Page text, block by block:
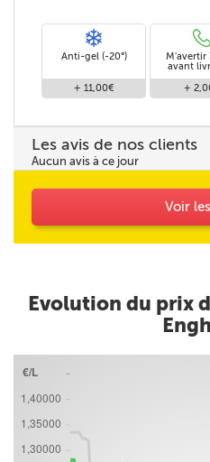
Anti-gel (-20°)
+ 11,00€
M'avertir
avant
+
Les avis de nos clients
Aucun avis à ce jour
Voir
Evolution du prix